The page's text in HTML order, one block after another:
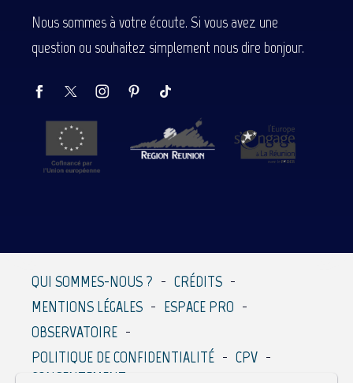
Nous sommes à votre écoute. Si vous avez une
question ou souhaitez simplement nous dire bonjour.
QUI SOMMES-NOUS ?
CRÉDITS
MENTIONS LÉGALES
ESPACE PRO
OBSERVATOIRE
POLITIQUE DE CONFIDENTIALITÉ
CPV
CONSENTEMENT